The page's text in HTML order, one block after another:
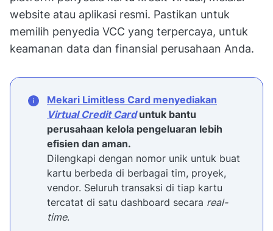
website atau aplikasi resmi. Pastikan untuk
memilih penyedia VCC yang terpercaya, untuk
keamanan data dan finansial perusahaan Anda.
Mekari Limitless Card menyediakan
Virtual Credit Carduntuk bantu
perusahaan kelola pengeluaran lebih
efisien dan aman.
Dilengkapi dengan nomor unik untuk buat
kartu berbeda di berbagai tim, proyek,
vendor. Seluruh transaksi di tiap kartu
tercatat di satu dashboard secara real-
time.